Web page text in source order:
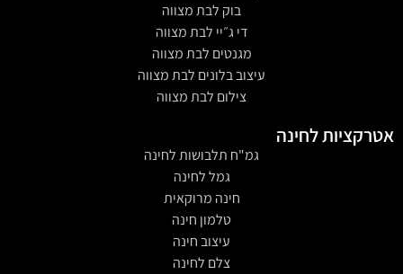
בוק לבת מצווה
די ג״יי לבת מצווה
מגנטים לבת מצווה
עיצוב בלונים לבת מצווה
צילום לבת מצווה
אטרקציות לחינה
גמ"ח תלבושות לחינה
גמל לחינה
חינה מרוקאית
טלמון חינה
עיצוב חינה
צלם לחינה